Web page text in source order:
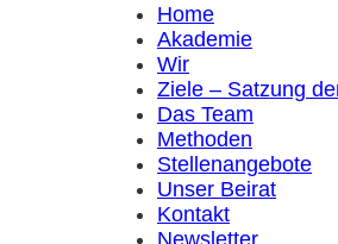
Home
Akademie
Wir
Ziele – Satzung
Das Team
Methoden
Stellenangebote
Unser Beirat
Kontakt
Newsletter